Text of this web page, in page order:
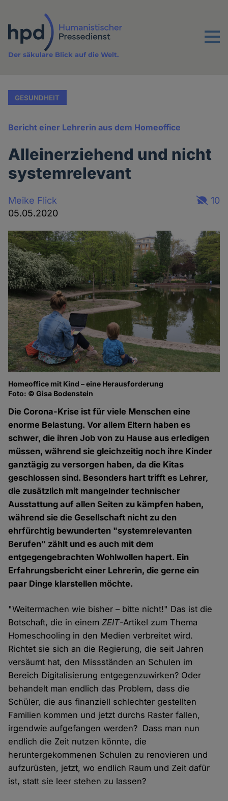
Inhalt
Menu
Der säkulare Blick auf die Welt.
GESUNDHEIT
Bericht einer Lehrerin aus dem Homeoffice
Alleinerziehend und nicht
systemrelevant
Meike Flick
05.05.2020
10
Homeoffice mit Kind – eine Herausforderung
Foto: © Gisa Bodenstein
Die Corona-Krise ist für viele Menschen eine
enorme Belastung. Vor allem Eltern haben es
schwer, die ihren Job von zu Hause aus erledigen
müssen, während sie gleichzeitig noch ihre Kinder
ganztägig zu versorgen haben, da die Kitas
geschlossen sind. Besonders hart trifft es Lehrer,
die zusätzlich mit mangelnder technischer
Ausstattung auf allen Seiten zu kämpfen haben,
während sie die Gesellschaft nicht zu den
ehrfürchtig bewunderten "systemrelevanten
Berufen" zählt und es auch mit dem
entgegengebrachten Wohlwollen hapert. Ein
Erfahrungsbericht einer Lehrerin, die gerne ein
paar Dinge klarstellen möchte.
"Weitermachen wie bisher – bitte nicht!" Das ist die
Botschaft, die in einemZEIT-Artikel zum Thema
Homeschooling in den Medien verbreitet wird.
Richtet sie sich an die Regierung, die seit Jahren
versäumt hat, den Missständen an Schulen im
Bereich Digitalisierung entgegenzuwirken? Oder
behandelt man endlich das Problem, dass die
Schüler, die aus finanziell schlechter gestellten
Familien kommen und jetzt durchs Raster fallen,
irgendwie aufgefangen werden? Dass man nun
endlich die Zeit nutzen könnte, die
heruntergekommenen Schulen zu renovieren und
aufzurüsten, jetzt, wo endlich Raum und Zeit dafür
ist, statt sie leer stehen zu lassen?